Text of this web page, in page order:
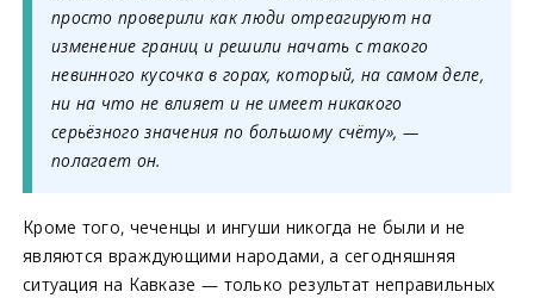
просто проверили как люди отреагируют на
изменение границ и решили начать с такого
невинного кусочка в горах, который, на самом деле,
ни на что не влияет и не имеет никакого
серьёзного значения по большому счёту», —
полагает он.
Кроме того, чеченцы и ингуши никогда не были и не
являются враждующими народами, а сегодняшняя
ситуация на Кавказе — только результат неправильных